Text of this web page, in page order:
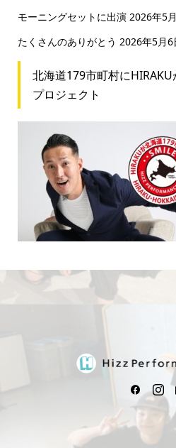
モーニングセットに出演 2026年5
たくさんのありがとう 2026年5月6
北海道179市町村にHIRAKU
プロジェクト